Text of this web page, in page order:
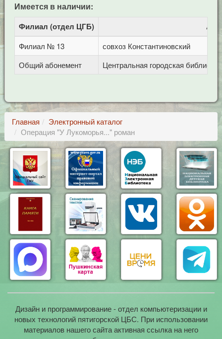
Имеется в наличии:
Филиал (отдел ЦГБ)
Филиал № 13
совхоз Константиновский
Общий абонемент
Центральная городская
Главная
Электронный каталог
Операция "У Лукоморья..." роман
Дизайн и программирование - отдел компьютеризации и
новых технологий пятигорской ЦБС. При использовании
материалов нашего сайта активная ссылка на него